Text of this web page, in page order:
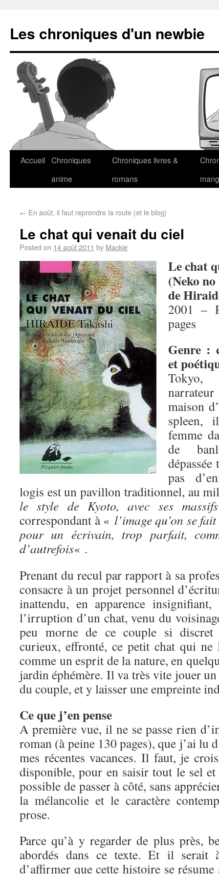
Les chroniques d'un newbie
Accueil Chroniques
anime
Chroniques livres &
romans
← En août, il faut reprendre la route (et le blog)
Le chat qui venait du ciel
Posted on 14 août 2011 by Mackie
Le chat
(Neko
de
2001 –
pages
Genre :
et
maison
spleen,
femme
de
pas
logis est un pavillon traditionnel, au
le style de Kyoto, avec ses
correspondant à « l’image qu’on se
pour un écrivain, trop parfait,
d’autrefois« .
Prenant du recul par rapport à sa
consacre à un projet personnel
inattendu, en apparence
l’irruption d’un chat, venu du
peu morne de ce couple si discret
curieux, effronté, ce petit chat qui ne
comme un esprit de la nature, en
jardin éphémère. Il va très vite jouer
du couple, et y laisser une empreinte
Ce que j’en pense
A première vue, il ne se passe rien
roman (à peine 130 pages), que j’ai lu
mes récentes vacances. Il faut, je
disponible, pour en saisir tout le sel
possible de passer à côté, sans
la mélancolie et le caractère
prose.
Parce qu’à y regarder de plus près,
abordés dans ce texte. Et il serait
d’affirmer que cette histoire se